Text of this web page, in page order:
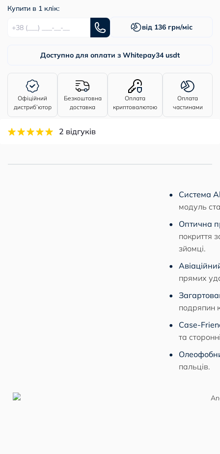
Купити в 1 клік:
від 136 грн/міс
Доступно для оплати з Whitepay34 usdt
Офіційний
дистриб’ютор
Безкоштовна
доставка
Оплата
криптовалютою
Оплата
частинами
2 відгуків
Система
модуль
Оптична
покриття
зйомці.
прямих
подряпин
Case-
та
пальців.